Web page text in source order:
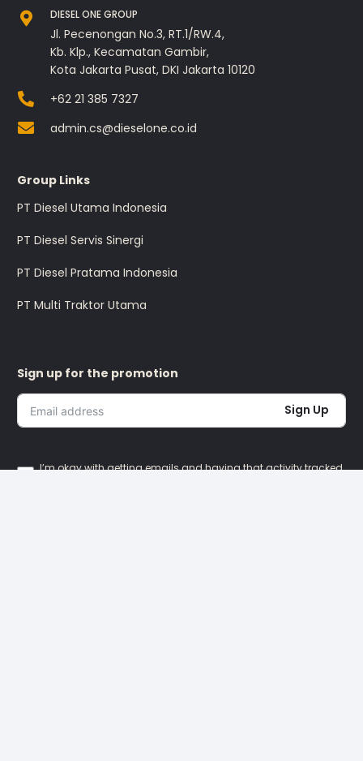
DIESEL ONE GROUP
Jl. Pecenongan No.3, RT.1/RW.4,
Kb. Klp., Kecamatan Gambir,
Kota Jakarta Pusat, DKI Jakarta 10120
+62 21 385 7327
admin.cs@dieselone.co.id
Group Links
PT Diesel Utama Indonesia
PT Diesel Servis Sinergi
PT Diesel Pratama Indonesia
PT Multi Traktor Utama
Sign up for the promotion
Sign Up
I’m okay with getting emails and having that activity tracked